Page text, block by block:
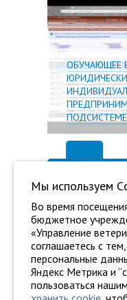
ОБУЧАЮЩЕЕ
Мы используем
Во время
бюджетное
«Управление
соглашаетесь с
персональные
Яндекс Метрика и
пользоваться